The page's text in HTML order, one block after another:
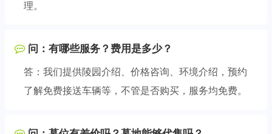
理。
问：有哪些服务？费用是多少？
答：我们提供陵园介绍、价格咨询、环境介绍，预约
了解免费接送车辆等，不管是否购买，服务均免费。